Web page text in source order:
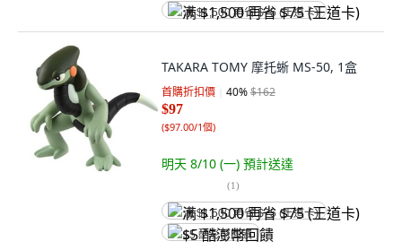
满 $1,500 再省 $75 (王道卡)
TAKARA TOMY 摩托蜥 MS-50, 1盒
首購折扣價 40%$162
$97
($97.00/1個)
明天 8/10 (一) 預計送達
(1)
满 $1,500 再省 $75 (王道卡)
$5 酷澎幣回饋